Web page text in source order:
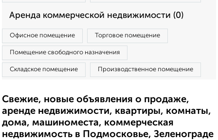
Аренда коммерческой недвижимости (0)
Офисное помещение Торговое помещение
Помещение свободного назначения
Складское помещение Производственное помещение
Свежие, новые объявления о продаже,
аренде недвижимости, квартиры, комнаты,
дома, машиноместа, коммерческая
недвижимость в Подмосковье, Зеленограде